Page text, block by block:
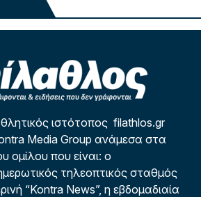
ιστότοπος filathlos.gr
Media Group ανάμεσα στα
ομίλου που είναι: ο
τηλεοπτικός σταθμός
“Kontra News”, η εβδομαδιαία